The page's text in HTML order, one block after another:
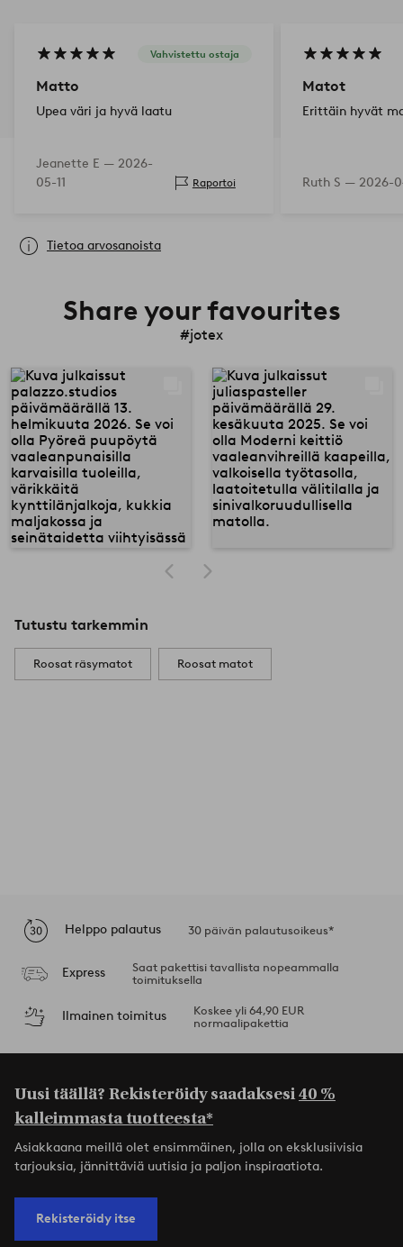
Vahvistettu ostaja
Matto
Upea väri ja hyvä laatu
Jeanette E — 2026-
05-11
Raportoi
Matot
Erittäin hyvät
Ruth S — 2026-
Tietoa arvosanoista
Share your favourites
#jotex
Tutustu tarkemmin
Roosat räsymatot Roosat matot
Helppo palautus 30 päivän palautusoikeus*
Express
Saat pakettisi tavallista nopeammalla
toimituksella
Ilmainen toimitus
Koskee yli 64,90 EUR
normaalipakettia
Uusi täällä? Rekisteröidy saadaksesi40 %
kalleimmasta tuotteesta*
Asiakkaana meillä olet ensimmäinen, jolla on eksklusiivisia
tarjouksia, jännittäviä uutisia ja paljon inspiraatiota.
Rekisteröidy itse